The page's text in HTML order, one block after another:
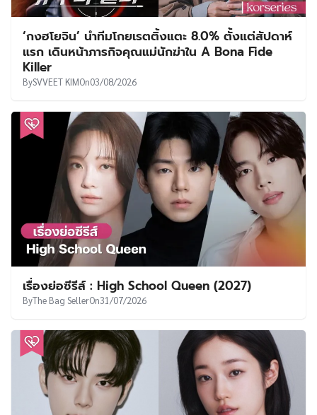
‘กงฮโยจิน’ นำทีมโกยเรตติ้งแตะ 8.0% ตั้งแต่สัปดาห์
แรก เดินหน้าภารกิจคุณแม่นักฆ่าใน A Bona Fide
Killer
BySVVEET KIMOn03/08/2026
เรื่องย่อซีรีส์ : High School Queen (2027)
ByThe Bag SellerOn31/07/2026